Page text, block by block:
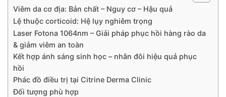
Viêm da cơ địa: Bản chất – Nguy cơ – Hậu quả
Lệ thuộc corticoid: Hệ lụy nghiêm trọng
Laser Fotona 1064nm – Giải pháp phục hồi hàng rào da
& giảm viêm an toàn
Kết hợp ánh sáng sinh học – nhân đôi hiệu quả phục
hồi
Phác đồ điều trị tại Citrine Derma Clinic
Đối tượng phù hợp